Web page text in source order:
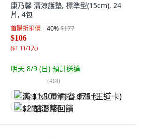
康乃馨 清涼護墊, 標準型(15cm), 24
片, 4包
首購折扣價 40%$177
$106
($1.11/1入)
明天 8/9 (日) 預計送達
(418)
满 $1,500 再省 $75 (王道卡)
$2 酷澎幣回饋